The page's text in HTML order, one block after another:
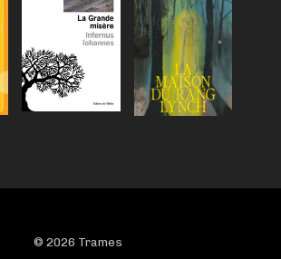
© 2026 Trames